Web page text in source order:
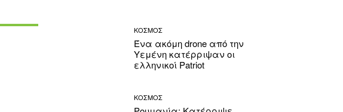
ΚΟΣΜΟΣ
Ένα ακόμη drone από την
Υεμένη κατέρριψαν οι
ελληνικοί Patriot
ΚΟΣΜΟΣ